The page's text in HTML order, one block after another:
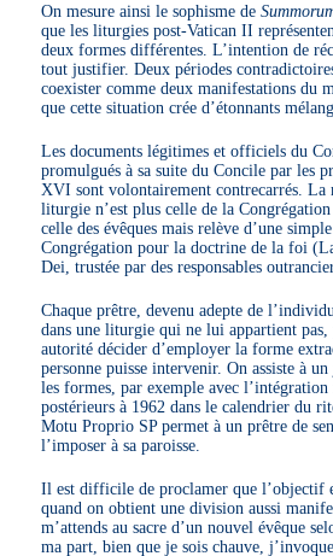
On mesure ainsi le sophisme de
que les liturgies post-Vatican II
deux formes différentes. L’intention de
tout justifier. Deux périodes
coexister comme deux manifestations du
que cette situation crée d’étonnants
Les documents légitimes et officiels du
promulgués à sa suite du Concile par les
XVI sont volontairement contrecarrés. La
liturgie n’est plus celle de la
celle des évêques mais relève d’une
Congrégation pour la doctrine de la foi
Dei, trustée par des responsables
Chaque prêtre, devenu adepte de
dans une liturgie qui ne lui appartient pas,
autorité décider d’employer la forme
personne puisse intervenir. On assiste à
les formes, par exemple avec l’intégration
postérieurs à 1962 dans le calendrier du
Motu Proprio SP permet à un prêtre de
l’imposer à sa paroisse.
Il est difficile de proclamer que l’objectif
quand on obtient une division aussi
m’attends au sacre d’un nouvel évêque
ma part, bien que je sois chauve,